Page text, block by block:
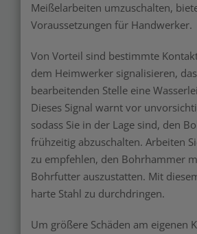
Meißelarbeiten umzuschalten,
Voraussetzungen für Handwerker.
Von Vorteil sind bestimmte
dem Heimwerker signalisieren,
bearbeitenden Stelle eine
Dieses Signal warnt vor
sodass Sie in der Lage sind, den
frühzeitig abzuschalten. Arbeiten
zu empfehlen, den Bohrhammer
Bohrfutter auszustatten. Mit
harte Stahl zu durchdringen.
Um größere Schäden am eigenen